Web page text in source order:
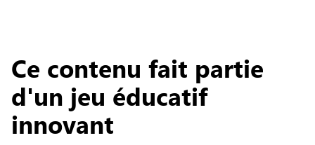
Ce contenu fait partie
d'un jeu éducatif
innovant